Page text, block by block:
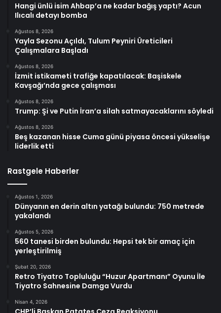
Hangi ünlü isim Ahbap’a ne kadar bağış yaptı? Acun
Ilıcalı detayı bomba
Ağustos 8, 2026
Yayla Sezonu Açıldı, Tulum Peyniri Üreticileri
Çalışmalara Başladı
Ağustos 8, 2026
İzmit istikameti trafiğe kapatılacak: Başiskele
Kavşağı’nda gece çalışması
Ağustos 8, 2026
Trump: Şi ve Putin İran’a silah satmayacaklarını söyledi
Ağustos 8, 2026
Beş kazanan hisse Cuma günü piyasa öncesi yükselişe
liderlik etti
Rastgele Haberler
Ağustos 1, 2026
Dünyanın en derin altın yatağı bulundu: 750 metrede
yakalandı
Ağustos 5, 2026
560 tanesi birden bulundu: Hepsi tek bir amaç için
yerleştirilmiş
Şubat 20, 2026
Retro Tiyatro Topluluğu “Huzur Apartmanı” Oyunu İle
Tiyatro Sahnesine Damga Vurdu
Nisan 4, 2026